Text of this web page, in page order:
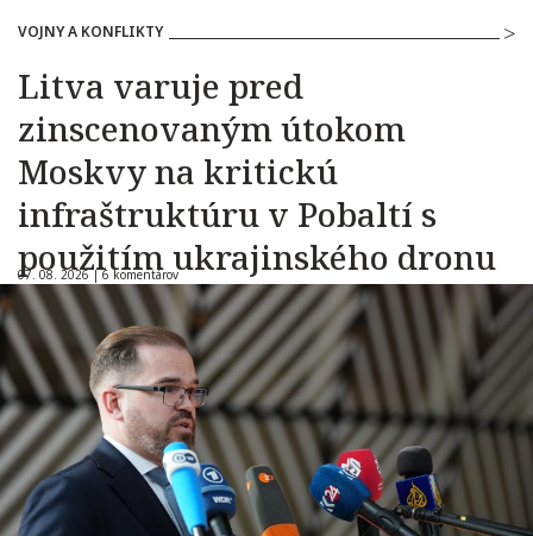
VOJNY A KONFLIKTY
Litva varuje pred
zinscenovaným útokom
Moskvy na kritickú
infraštruktúru v Pobaltí s
použitím ukrajinského dronu
07. 08. 2026 |6 komentárov